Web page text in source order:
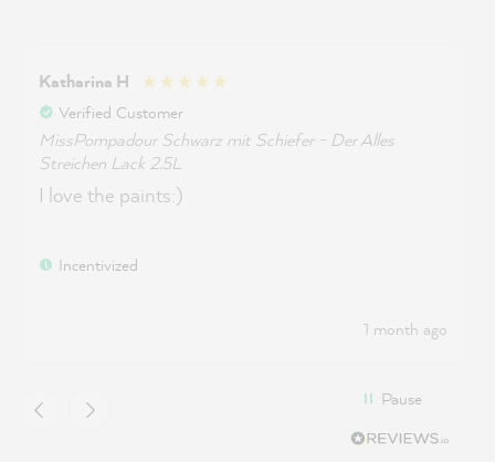
Katharina H
Verified Customer
MissPompadour Schwarz mit Schiefer - Der Alles
Streichen Lack 2.5L
I love the paints:)
Incentivized
1 month ago
Pause